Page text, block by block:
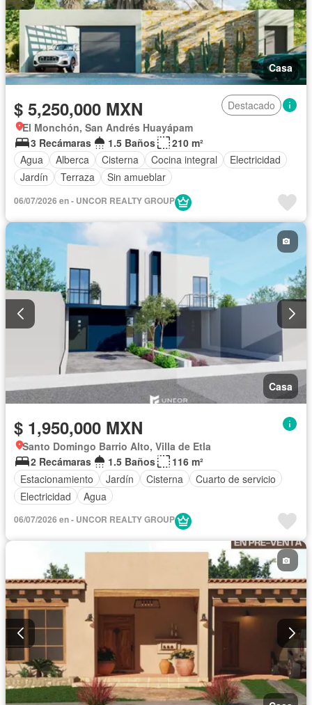
Casa
$ 5,250,000 MXN
Destacado
El Monchón, San Andrés Huayápam
3 Recámaras
1.5 Baños
210 m²
Agua
Alberca Cisterna Cocina integral
Electricidad
Jardín
Terraza Sin amueblar
06/07/2026 en - UNCOR REALTY GROUP
Casa
$ 1,950,000 MXN
Santo Domingo Barrio Alto, Villa de Etla
2 Recámaras
1.5 Baños
116 m²
Estacionamiento
Jardín Cisterna
Cuarto de servicio
Electricidad
Agua
06/07/2026 en - UNCOR REALTY GROUP